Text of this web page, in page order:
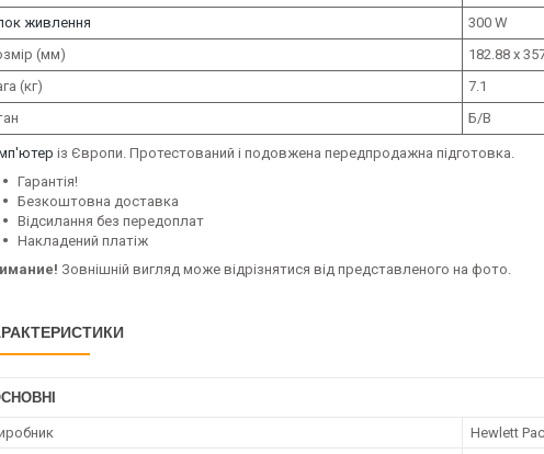
живлення
300 W
(мм)
182.88 x
(кг)
7.1
Б/В
із Європи. Протестований і подовжена передпродажна підготовка.
Гарантія!
Безкоштовна доставка
Відсилання без передоплат
Накладений платіж
Зовнішній вигляд може відрізнятися від представленого на фото.
Hewlett